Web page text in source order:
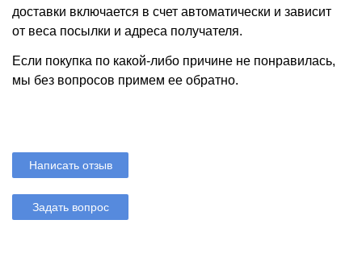
доставки включается в счет автоматически и зависит
от веса посылки и адреса получателя.
Если покупка по какой-либо причине не понравилась,
мы без вопросов примем ее обратно.
Написать отзыв
Задать вопрос